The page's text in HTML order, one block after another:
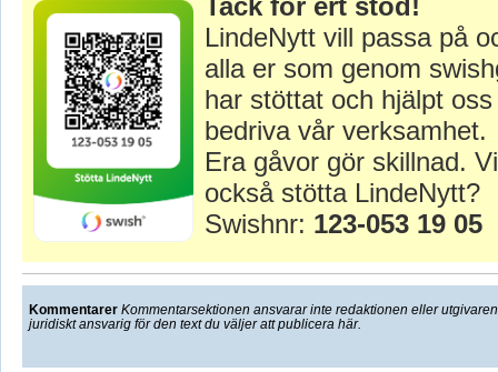
Tack för ert stöd!
LindeNytt vill passa på
alla er som genom
har stöttat och hjälpt
bedriva vår verksamhet.
Era gåvor gör skillnad.
också stötta LindeNytt?
Swishnr: 123-053 19 05
Kommentarer Kommentarsektionen ansvarar inte redaktionen eller
juridiskt ansvarig för den text du väljer att publicera här.